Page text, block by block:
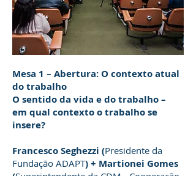
Mesa 1 – Abertura: O contexto atual
do trabalho
O sentido da vida e do trabalho –
em qual contexto o trabalho se
insere?
Francesco Seghezzi (Presidente da
Fundação ADAPT) + Martionei Gomes